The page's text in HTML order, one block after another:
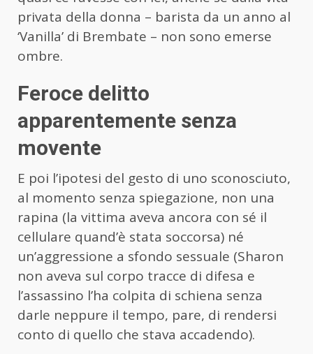
privata della donna – barista da un anno al
‘Vanilla’ di Brembate – non sono emerse
ombre.
Feroce delitto
apparentemente senza
movente
E poi l’ipotesi del gesto di uno sconosciuto,
al momento senza spiegazione, non una
rapina (la vittima aveva ancora con sé il
cellulare quand’è stata soccorsa) né
un’aggressione a sfondo sessuale (Sharon
non aveva sul corpo tracce di difesa e
l’assassino l’ha colpita di schiena senza
darle neppure il tempo, pare, di rendersi
conto di quello che stava accadendo).